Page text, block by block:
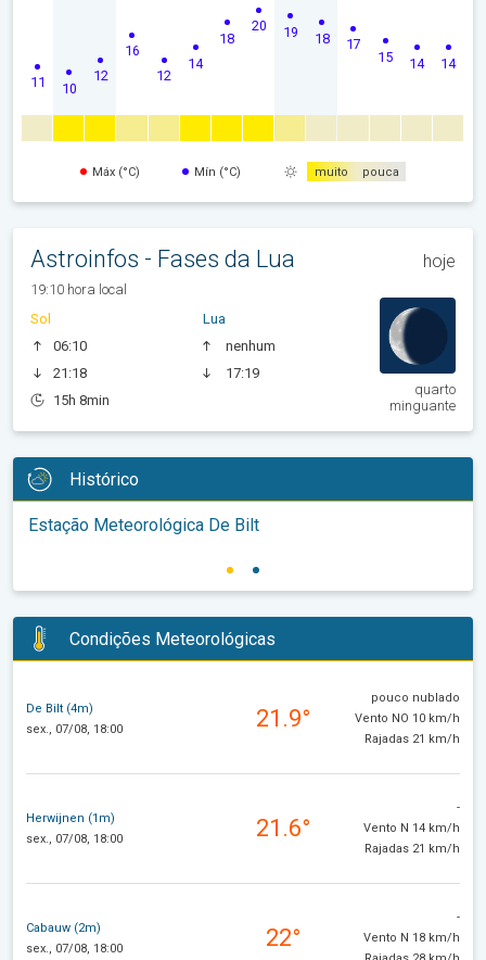
11 10
12
16
12
14
18
20 19 18 17
15 14 14
Máx (°C) Mín (°C) muito pouca
Astroinfos - Fases da Lua hoje
19:10 hora local
Sol
06:10
21:18
15h 8min
Lua
nenhum
17:19
quarto
minguante
Histórico
Estação Meteorológica De Bilt
Condições Meteorológicas
De Bilt (4m)
sex., 07/08, 18:00
21.9°
pouco nublado
Vento NO 10 km/h
Rajadas 21 km/h
Herwijnen (1m)
sex., 07/08, 18:00
21.6°
-
Vento N 14 km/h
Rajadas 21 km/h
Cabauw (2m)
sex., 07/08, 18:00
22°
-
Vento N 18 km/h